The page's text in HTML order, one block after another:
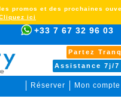
+33 7 67 32 96 03
Partez
Assistance 7j/7
Réserver Mon compte
promos et des prochaines
ici